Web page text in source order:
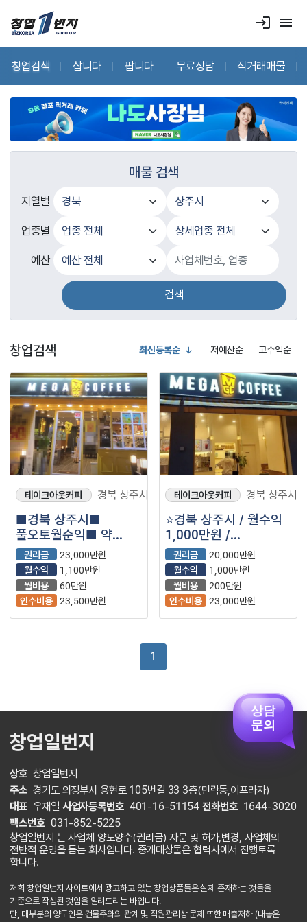
login menu
창업검색 삽니다 팝니다 무료상담 직거래매물
매물 검색
지열별
업종별
예산
검색
창업검색 최신등록순 저예산순 고수익순
테이크아웃커피 경북 상주시
■경북 상주시■
풀오토월순익■ 약
1,200만원■ 메가커피
매장나왔습니다.
권리금
23,000만원
월수익
1,100만원
월비용
60만원
인수비용 23,500만원
테이크아웃커피 경북 상주시
⭐경북 상주시 / 월수익
1,000만원 /
유동인구많은곳 / ＂
메가커피＂ 입니다.⭐
권리금
20,000만원
월수익
1,000만원
월비용
200만원
인수비용 23,000만원
1
창업일번지
상호 창업일번지
주소 경기도 의정부시 용현로 105번길 33 3층(민락동,이프라자)
대표 우재열 사업자등록번호 401-16-51154 전화번호 1644-3020
팩스번호 031-852-5225
창업일번지 는 사업체 양도양수(권리금) 자문 및 허가,변경, 사업체의
전반적 운영을 돕는 회사입니다. 중개대상물은 협력사에서 진행토록
합니다.
저희 창업일번지 사이트에서 광고하고 있는 창업상품들은 실제 존재하는 것들을
기준으로 작성된 것임을 알려드리는 바입니다.
단, 대부분의 양도인은 건물주와의 관계 및 직원관리상 문제 또한 매출저하 (내놓은
상담
문의